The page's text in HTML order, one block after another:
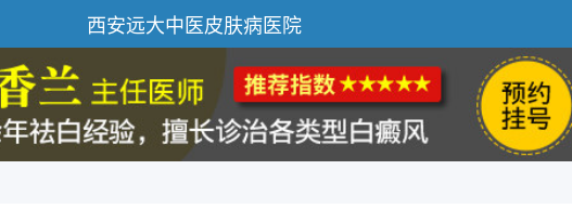
西安远大中医皮肤病医院